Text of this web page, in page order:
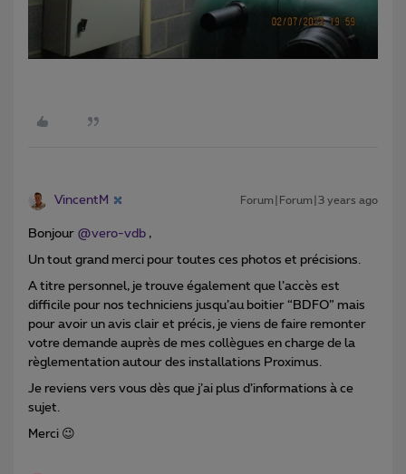
VincentM Forum|Forum|3 years ago
Bonjour @vero-vdb ,
Un tout grand merci pour toutes ces photos et précisions.
A titre personnel, je trouve également que l’accès est
difficile pour nos techniciens jusqu’au boitier “BDFO” mais
pour avoir un avis clair et précis, je viens de faire remonter
votre demande auprès de mes collègues en charge de la
règlementation autour des installations Proximus.
Je reviens vers vous dès que j’ai plus d’informations à ce
sujet.
Merci 😉